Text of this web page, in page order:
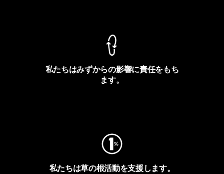
私たちはみずからの影響に責任をもち
ます。
私たちは草の根活動を支援します。